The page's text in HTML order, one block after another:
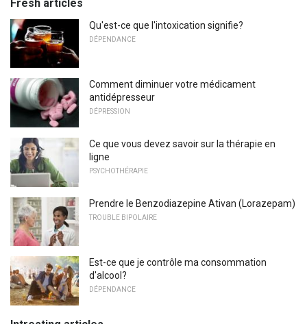
Fresh articles
Qu'est-ce que l'intoxication signifie?
DÉPENDANCE
Comment diminuer votre médicament
antidépresseur
DÉPRESSION
Ce que vous devez savoir sur la thérapie en
ligne
PSYCHOTHÉRAPIE
Prendre le Benzodiazepine Ativan (Lorazepam)
TROUBLE BIPOLAIRE
Est-ce que je contrôle ma consommation
d'alcool?
DÉPENDANCE